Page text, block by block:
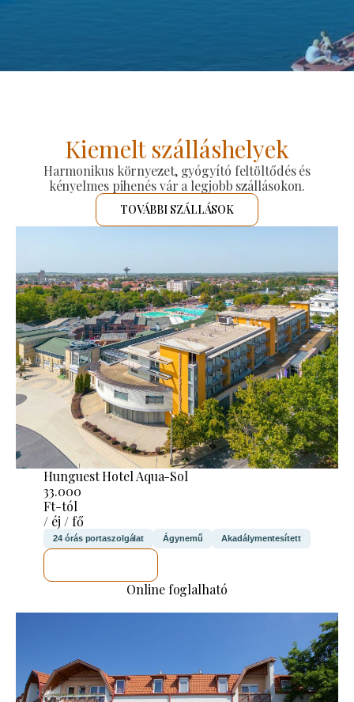
Kiemelt szálláshelyek
Harmonikus környezet, gyógyító feltöltődés és
kényelmes pihenés vár a legjobb szállásokon.
TOVÁBBI SZÁLLÁSOK
Hunguest Hotel Aqua-Sol
33.000
Ft-tól
/ éj / fő
24 órás portaszolgálat Ágynemű Akadálymentesített
Online foglalható